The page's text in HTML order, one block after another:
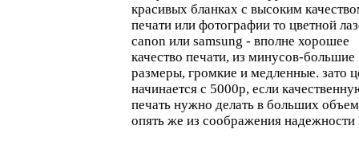
красивых бланках с высоким
печати или фотографии то цветной
canon или samsung - вполне хорошее
качество печати, из минусов-большие
размеры, громкие и медленные. зато
начинается с 5000р, если
печать нужно делать в больших
опять же из соображения надежности